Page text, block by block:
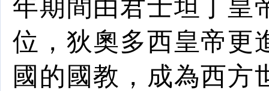
年期間由君士坦丁皇
位， 狄奧多西皇帝更
國的 國教 ，成為西方